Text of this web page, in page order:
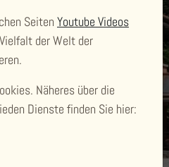
Seiten Youtube Videos
der Welt der
Näheres über die
Dienste finden Sie hier: